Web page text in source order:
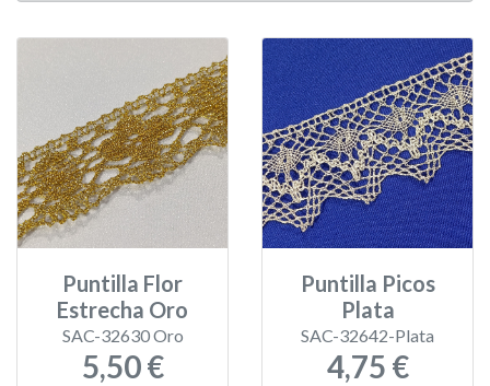
Puntilla Flor
Estrecha Oro
SAC-32630 Oro
5,50 €
Puntilla Picos
Plata
SAC-32642-Plata
4,75 €